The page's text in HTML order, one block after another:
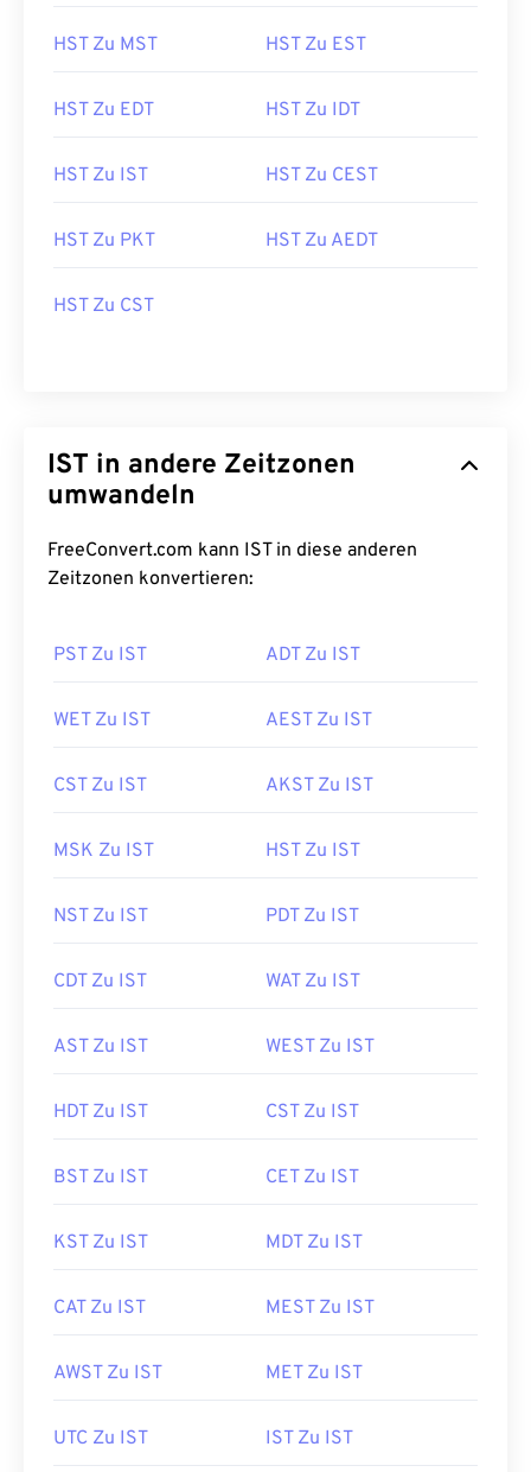
HST Zu MST HST Zu EST
HST Zu EDT HST Zu IDT
HST Zu IST HST Zu CEST
HST Zu PKT HST Zu AEDT
HST Zu CST
IST in andere Zeitzonen
umwandeln
FreeConvert.com kann IST in diese anderen
Zeitzonen konvertieren:
PST Zu IST ADT Zu IST
WET Zu IST AEST Zu IST
CST Zu IST AKST Zu IST
MSK Zu IST HST Zu IST
NST Zu IST PDT Zu IST
CDT Zu IST WAT Zu IST
AST Zu IST WEST Zu IST
HDT Zu IST CST Zu IST
BST Zu IST CET Zu IST
KST Zu IST MDT Zu IST
CAT Zu IST MEST Zu IST
AWST Zu IST MET Zu IST
UTC Zu IST IST Zu IST